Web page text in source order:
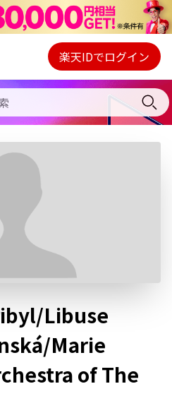
Webプレイヤー
ご契約内容の確認・変更
楽天IDでログイン
Libuse
Marie
of The